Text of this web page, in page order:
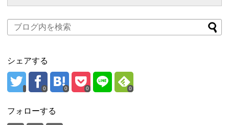
シェアする
0 0 0 0
フォローする